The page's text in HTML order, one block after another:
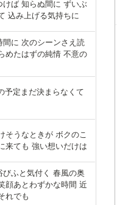
けば 知らぬ間に ずいぶ
込み上げる気持ちに
間に 次のシーンさえ読
めたはずの純情 不意の
予定まだ決まらなくて
そうなときが ボクのこ
来ても 強い想いだけは
びふと気付く 春風の奥
顔あとわずかな時間 近
れでも